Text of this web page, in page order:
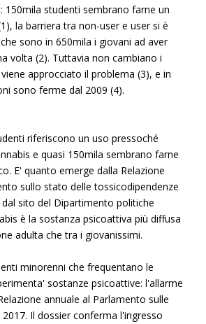
150mila studenti sembrano farne un
la barriera tra non-user e user si è
sono in 650mila i giovani ad aver
volta (2). Tuttavia non cambiano i
approcciato il problema (3), e in
sono ferme dal 2009 (4).
riferiscono un uso pressoché
e quasi 150mila sembrano farne
E' quanto emerge dalla Relazione
sullo stato delle tossicodipendenze
sito del Dipartimento politiche
è la sostanza psicoattiva più diffusa
adulta che tra i giovanissimi.
minorenni che frequentano le
sostanze psicoattive: l'allarme
annuale al Parlamento sulle
Il dossier conferma l'ingresso